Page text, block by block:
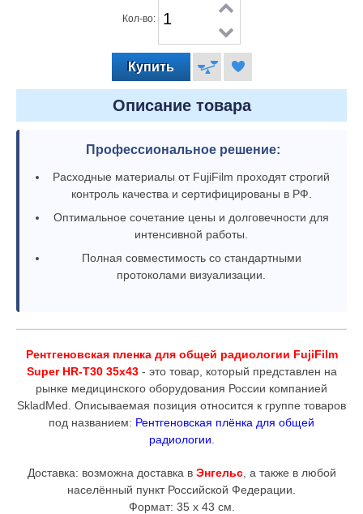
Кол-во:
Описание товара
Профессиональное решение:
Расходные материалы от FujiFilm проходят строгий
контроль качества и сертифицированы в РФ.
Оптимальное сочетание цены и долговечности для
интенсивной работы.
Полная совместимость со стандартными
протоколами визуализации.
Рентгеновская пленка для общей радиологии FujiFilm
Super HR-T30 35x43- это товар, который представлен на
рынке медицинского оборудования России компанией
SkladMed. Описываемая позиция относится к группе товаров
под названием: Рентгеновская плёнка для общей
радиологии
Доставка: возможна доставка в Энгельс, а также в любой
населённый пункт Российской Федерации.
Формат: 35 x 43 см.